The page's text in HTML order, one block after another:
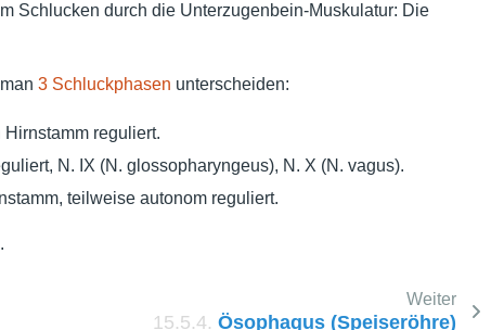
Schlucken durch die Unterzugenbein-Muskulatur: Die
3 Schluckphasen unterscheiden:
reguliert.
N. IX (N. glossopharyngeus), N. X (N. vagus).
teilweise autonom reguliert.
Weiter
15.5.4. Ösophagus (Speiseröhre)